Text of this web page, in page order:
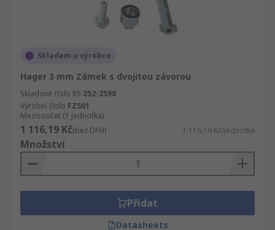
Skladem u výrobce
Hager 3 mm Zámek s dvojitou závorou
Skladové číslo RS 252-2598
Výrobní číslo FZ501
Mezisoučet (1 jednotka)
1 116,19 Kč(bez DPH) 1 116,19 Kč/jednotka
Množství
Přidat
Datasheets